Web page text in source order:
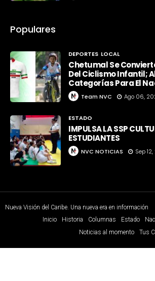
Populares
DEPORTES LOCAL
Chetumal Se
Del Ciclismo Infantil;
Categorías Para El
Team NVC Ago 06,
ESTADO
IMPULSA LA SSP
ESTUDIANTES
NVC NOTICIAS Sep
Nueva Visión del Caribe. Una nueva era en información
Inicio
Historia Columnas Estado
Noticias al momento
Tus